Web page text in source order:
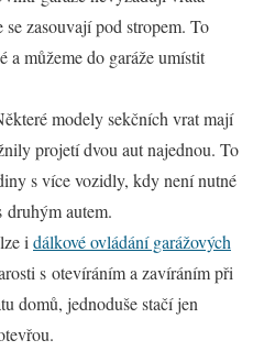
zasouvají pod stropem. To
a můžeme do garáže umístit
modely sekčních vrat mají
projetí dvou aut najednou. To
s více vozidly, kdy není nutné
druhým autem.
i dálkové ovládání garážových
s otevíráním a zavíráním při
domů, jednoduše stačí jen